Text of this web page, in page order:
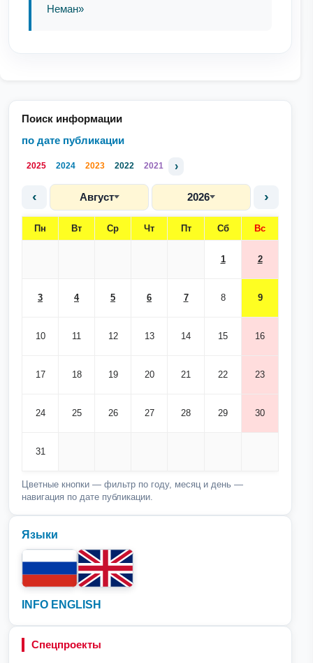
Поиск информации
по дате публикации
2025 2024 2023 2022 2021 ›
‹ Август 2026 ›
Пн Вт Ср Чт Пт Сб Вс
1 2
3 4 5 6 7 8 9
10 11 12 13 14 15 16
17 18 19 20 21 22 23
24 25 26 27 28 29 30
31
Цветные кнопки — фильтр по году, месяц и день —
навигация по дате публикации.
Языки
INFO ENGLISH
Спецпроекты
Неман»